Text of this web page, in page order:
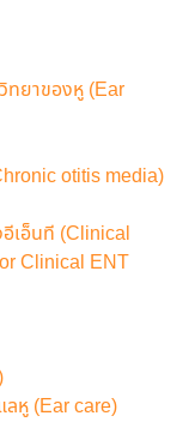
ทยาของหู (Ear
otitis media)
เอ็นที (Clinical
Clinical ENT
หู (Ear care)